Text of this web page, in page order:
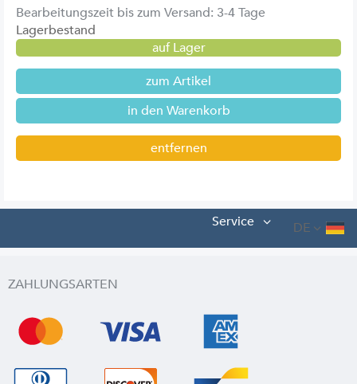
Bearbeitungszeit bis zum Versand: 3-4 Tage
Lagerbestand
auf Lager
zum Artikel
entfernen
DE
Service
ZAHLUNGSARTEN